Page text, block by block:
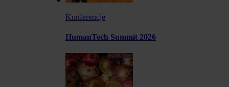
Konferencje
HumanTech Summit 2026